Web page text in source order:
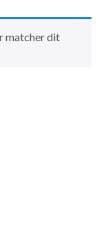
matcher dit